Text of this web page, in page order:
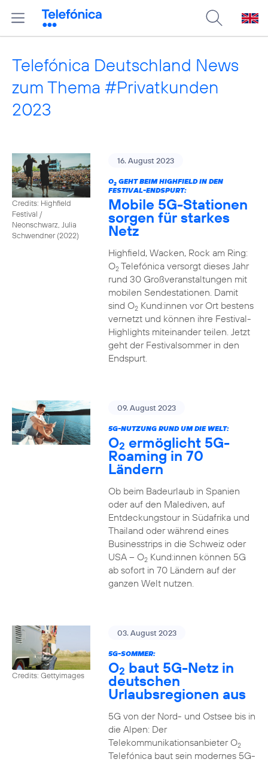
Telefónica Deutschland News
zum Thema #Privatkunden
2023
Credits: Highfield
Festival /
Neonschwarz, Julia
Schwendner (2022)
16. August 2023
O2GEHT BEIM HIGHFIELD IN DEN
FESTIVAL-ENDSPURT:
Mobile 5G-Stationen
sorgen für starkes
Netz
Highfield, Wacken, Rock am Ring:
O2Telefónica versorgt dieses Jahr
rund 30 Großveranstaltungen mit
mobilen Sendestationen. Damit
sind O2Kund:innen vor Ort bestens
vernetzt und können ihre Festival-
Highlights miteinander teilen. Jetzt
geht der Festivalsommer in den
Endspurt.
09. August 2023
5G-NUTZUNG RUND UM DIE WELT:
O2 ermöglicht 5G-
Roaming in 70
Ländern
Ob beim Badeurlaub in Spanien
oder auf den Malediven, auf
Entdeckungstour in Südafrika und
Thailand oder während eines
Businesstrips in die Schweiz oder
USA – O2Kund:innen können 5G
ab sofort in 70 Ländern auf der
ganzen Welt nutzen.
Credits: Gettyimages
03. August 2023
5G-SOMMER:
O2 baut 5G-Netz in
deutschen
Urlaubsregionen aus
5G von der Nord- und Ostsee bis in
die Alpen: Der
Telekommunikationsanbieter O2
Telefónica baut sein modernes 5G-